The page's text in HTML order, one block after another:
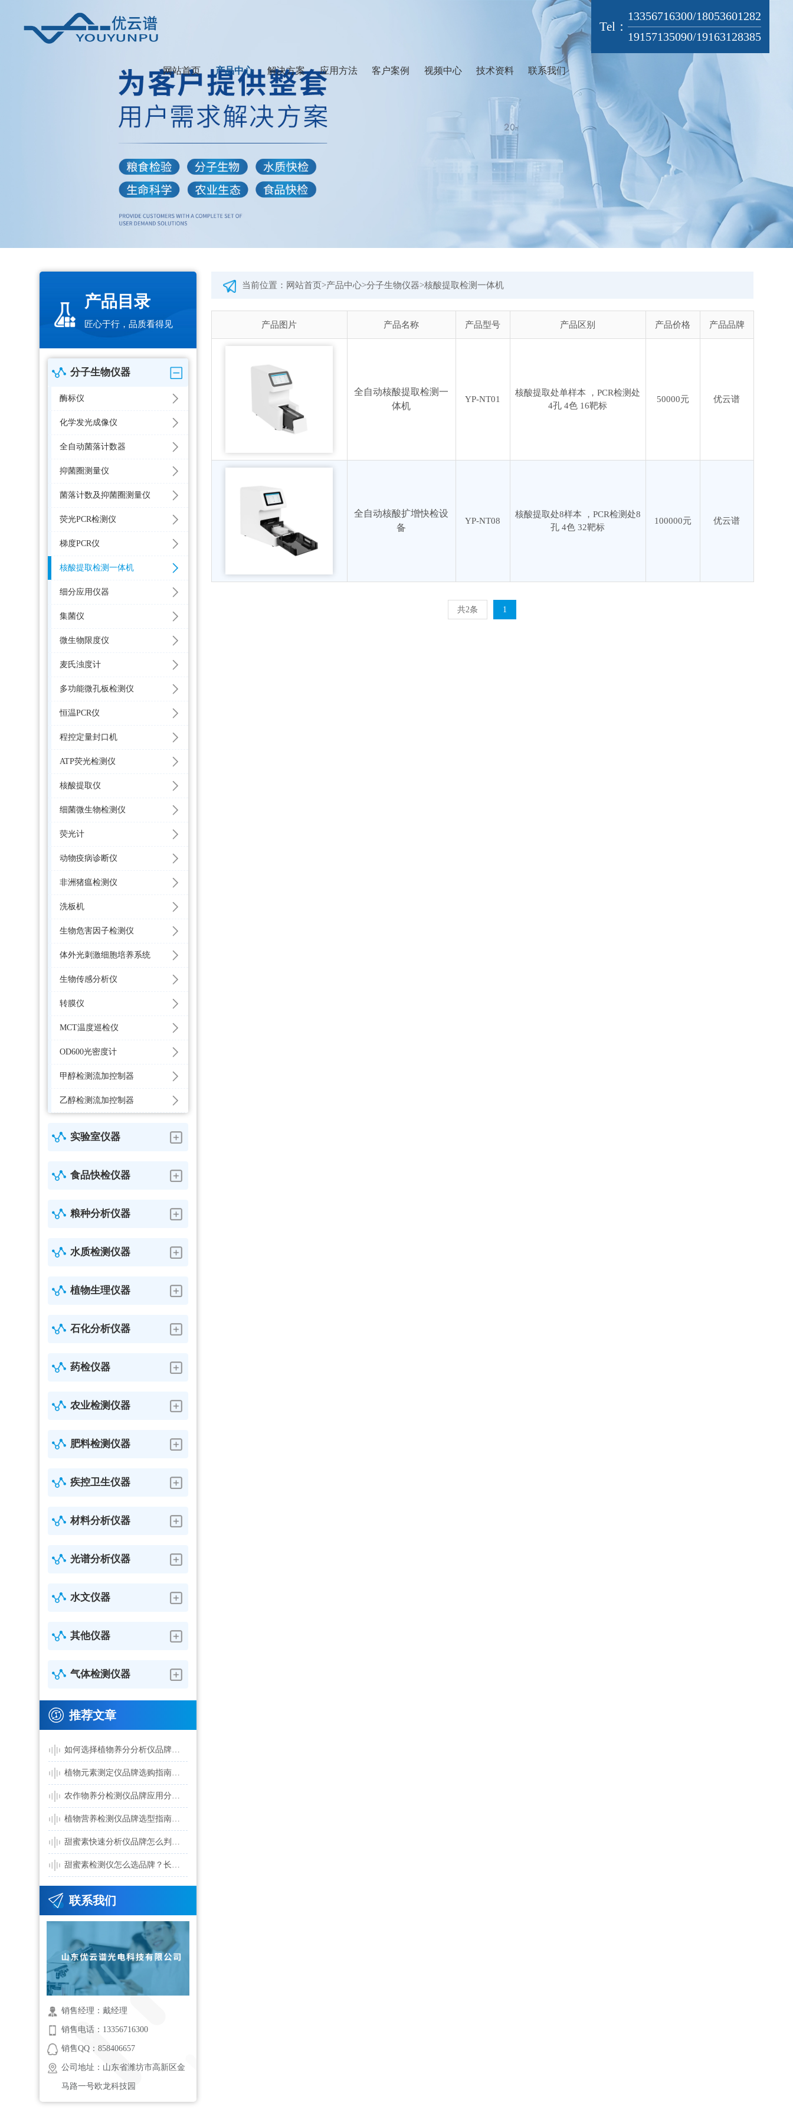
Tel：
13356716300/18053601282
19157135090/19163128385
网站首页 产品中心 解决方案 应用方法 客户案例 视频中心 技术资料 联系我们
产品目录
匠心于行，品质看得见
分子生物仪器
酶标仪
化学发光成像仪
全自动菌落计数器
抑菌圈测量仪
菌落计数及抑菌圈测量仪
荧光PCR检测仪
梯度PCR仪
核酸提取检测一体机
细分应用仪器
集菌仪
微生物限度仪
麦氏浊度计
多功能微孔板检测仪
恒温PCR仪
程控定量封口机
ATP荧光检测仪
核酸提取仪
细菌微生物检测仪
荧光计
动物疫病诊断仪
非洲猪瘟检测仪
洗板机
生物危害因子检测仪
体外光刺激细胞培养系统
生物传感分析仪
转膜仪
MCT温度巡检仪
OD600光密度计
甲醇检测流加控制器
乙醇检测流加控制器
实验室仪器
食品快检仪器
粮种分析仪器
水质检测仪器
植物生理仪器
石化分析仪器
药检仪器
农业检测仪器
肥料检测仪器
疾控卫生仪器
材料分析仪器
光谱分析仪器
水文仪器
其他仪器
气体检测仪器
推荐文章
如何选择植物养分分析仪品牌？常见疑问全面解答
植物元素测定仪品牌选购指南：检测项目与参数配置分析
农作物养分检测仪品牌应用分析：农业检测设备如何长期稳定运行
植物营养检测仪品牌选型指南：精准施肥与生态监测应用分析
甜蜜素快速分析仪品牌怎么判断可靠性？食品检测应用全面解析
甜蜜素检测仪怎么选品牌？长期稳定运行需要关注哪些细节
联系我们
销售经理：戴经理
销售电话：13356716300
销售QQ：858406657
公司地址：山东省潍坊市高新区金
马路一号欧龙科技园
当前位置： 网站首页>产品中心>分子生物仪器>核酸提取检测一体机
产品图片 产品名称 产品型号 产品区别 产品价格 产品品牌
全自动核酸提取检测一
体机
YP-NT01
核酸提取处单样本 ，PCR检测处
4孔 4色 16靶标
50000元 优云谱
全自动核酸扩增快检设
备
YP-NT08
核酸提取处8样本 ，PCR检测处8
孔 4色 32靶标
100000元 优云谱
共2条 1